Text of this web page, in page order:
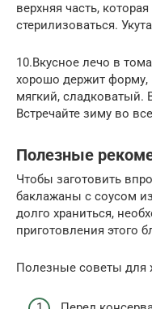
верхняя часть,
стерилизоваться.
10.Вкусное лечо в
хорошо держит форму,
мягкий, сладковатый.
Встречайте зиму во
Полезные
Чтобы заготовить
баклажаны с соусом
долго храниться,
приготовления этого
Полезные советы для